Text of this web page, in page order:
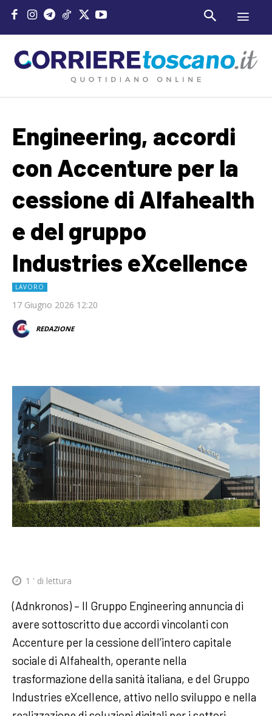
Engineering, accordi
con Accenture per la
cessione di Alfahealth
e del gruppo
Industries eXcellence
LAVORO
17 Giugno 2026 12:20
REDAZIONE
1 ' di lettura
(Adnkronos) – Il Gruppo Engineering annuncia di
avere sottoscritto due accordi vincolanti con
Accenture per la cessione dell’intero capitale
sociale di Alfahealth, operante nella
trasformazione della sanità italiana, e del Gruppo
Industries eXcellence, attivo nello sviluppo e nella